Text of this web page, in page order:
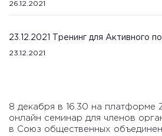
26.12.2021
23.12.2021 Тренинг для Активного
23.12.2021
8 декабря в 16.30 на платформе
онлайн семинар для членов
в Союз общественных